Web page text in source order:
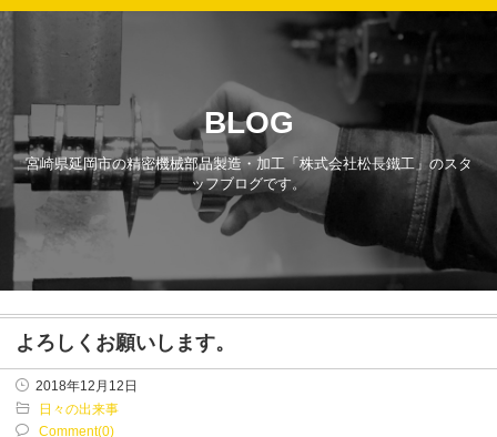
BLOG
宮崎県延岡市の精密機械部品製造・加工「株式会社松長鐵工」のスタ
ッフブログです。
よろしくお願いします。
2018年12月12日
日々の出来事
Comment(0)